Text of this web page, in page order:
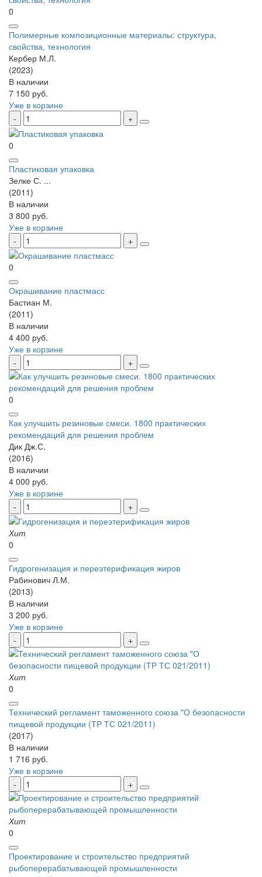
0
Полимерные композиционные материалы: структура,
свойства, технология
Кербер М.Л.
(2023)
В наличии
7 150 руб.
Уже в корзине
0
Пластиковая упаковка
Зелке С. ...
(2011)
В наличии
3 800 руб.
Уже в корзине
0
Окрашивание пластмасс
Бастиан М.
(2011)
В наличии
4 400 руб.
Уже в корзине
0
Как улучшить резиновые смеси. 1800 практических
рекомендаций для решения проблем
Дик Дж.С.
(2016)
В наличии
4 000 руб.
Уже в корзине
Хит
0
Гидрогенизация и переэтерификация жиров
Рабинович Л.М.
(2013)
В наличии
3 200 руб.
Уже в корзине
Хит
0
Технический регламент таможенного союза "О безопасности
пищевой продукции (ТР ТС 021/2011)
(2017)
В наличии
1 716 руб.
Уже в корзине
Хит
0
Проектирование и строительство предприятий
рыбоперерабатывающей промышленности